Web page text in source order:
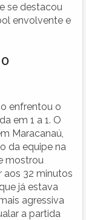
se destacou
envolvente e
enfrentou o
em 1 a 1. O
Maracanaú,
da equipe na
mostrou
aos 32 minutos
já estava
agressiva
a partida